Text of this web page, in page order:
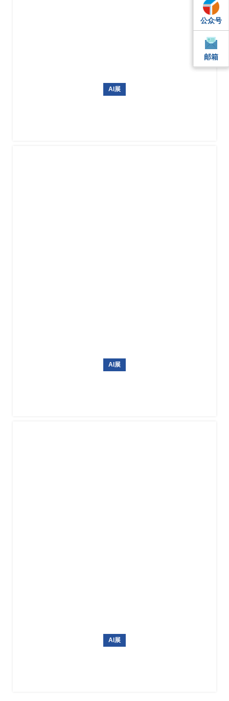
QQ
邮箱
AI展
AI展
AI展
QQ
邮箱
公众号
邮箱